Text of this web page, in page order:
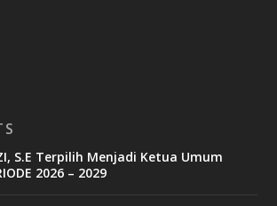
S.E Terpilih Menjadi Ketua Umum
2026 – 2029